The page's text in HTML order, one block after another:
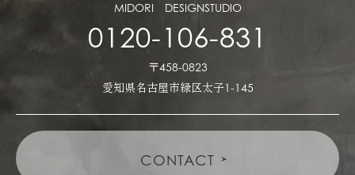
MIDORI DESIGNSTUDIO
0120-106-831
〒458-0823
愛知県名古屋市緑区太子1-145
CONTACT